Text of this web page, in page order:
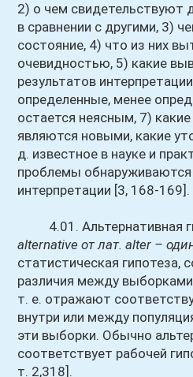
2) о чем свидетельствуют
в сравнении с другими, 3)
состояние, 4) что из них
очевидностью, 5) какие
результатов
определенные, менее
остается неясным, 7)
являются новыми, какие
д. известное в науке и
проблемы обнаруживаются
интерпретации [3, 168-169].
4.01. Альтернативная
alternative от лат. alter –
статистическая гипотеза,
различия между
т. е. отражают
внутри или между
эти выборки. Обычно
соответствует рабочей
т. 2,318].